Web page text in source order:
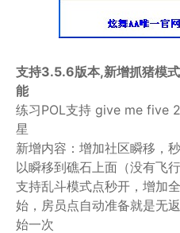
支持3.5.6版本,新增抓猪模
能
练习POL支持 give me five
星
新增内容：增加社区瞬移，
以瞬移到礁石上面（没有飞
支持乱斗模式点秒开，增加
始，房员点自动准备就是无
始一次